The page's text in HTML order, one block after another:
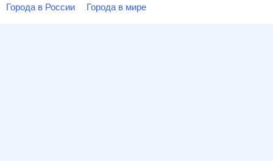
Города в России Города в мире